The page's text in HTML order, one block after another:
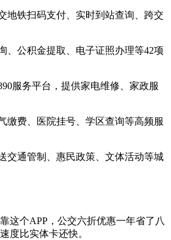
地铁扫码支付、实时到站查询、跨交
、公积金提取、电子证照办理等42项
服务平台，提供家电维修、家政服
缴费、医院挂号、学区查询等高频服
交通管制、惠民政策、文体活动等城
这个APP，公交六折优惠一年省了八
度比实体卡还快。